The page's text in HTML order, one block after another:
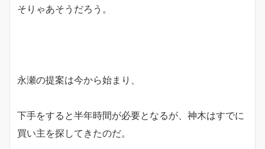
そりゃあそうだろう。
永瀬の提案は今から始まり、
下手をすると半年時間が必要となるが、神木はすでに
買い主を探してきたのだ。